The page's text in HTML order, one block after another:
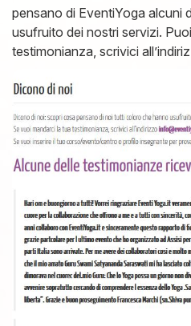
pensano di EventiYoga alcuni
usufruito dei nostri servizi.
testimonianza, scrivici